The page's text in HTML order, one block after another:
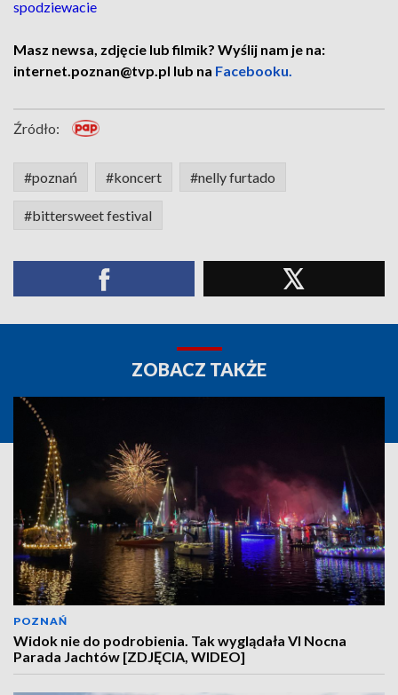
spodziewacie
Masz newsa, zdjęcie lub filmik? Wyślij nam je na:
internet.poznan@tvp.pl lub na Facebooku.
Źródło:
#poznań #koncert #nelly furtado
#bittersweet festival
ZOBACZ TAKŻE
POZNAŃ
Widok nie do podrobienia. Tak wyglądała VI Nocna
Parada Jachtów [ZDJĘCIA, WIDEO]